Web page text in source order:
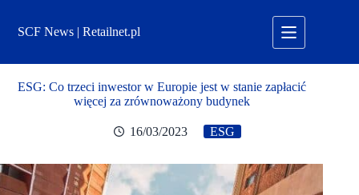
treściSCF News | Retailnet.pl
ESG: Co trzeci inwestor w Europie jest w stanie zapłacić
więcej za zrównoważony budynek
16/03/2023 ESG